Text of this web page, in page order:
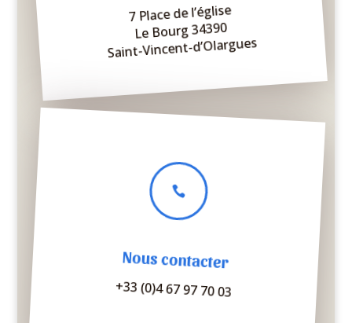
7 Place de l’église
Le Bourg 34390
Saint-Vincent-d’Olargues

Nous contacter
+33 (0)4 67 97 70 03